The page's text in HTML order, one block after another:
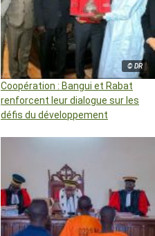
© DR
Coopération : Bangui et Rabat
renforcent leur dialogue sur les
défis du développement